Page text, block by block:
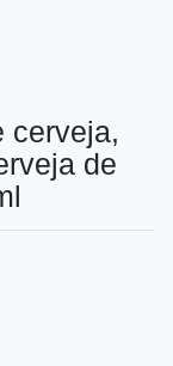
cerveja,
de